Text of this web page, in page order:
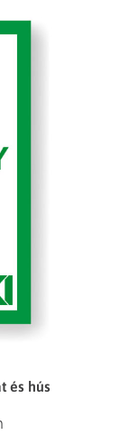
és hús